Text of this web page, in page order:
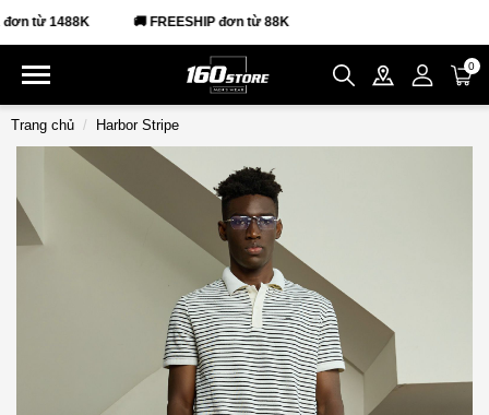
từ 1488K 🚚 FREESHIP đơn từ 88K
0
Trang chủ Harbor Stripe